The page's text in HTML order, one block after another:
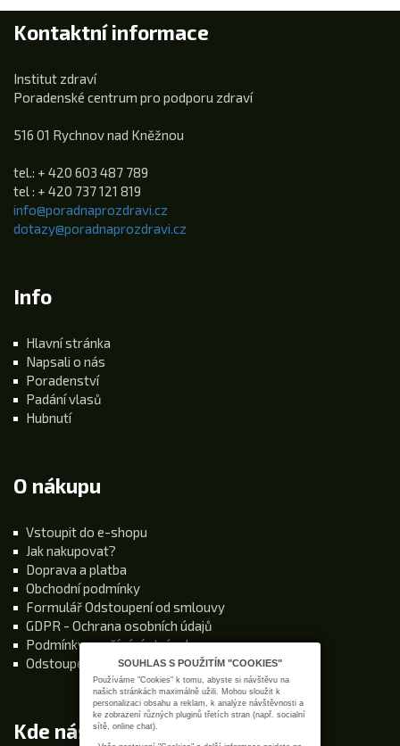
SOUHLAS S POUŽITÍM "COOKIES"
Používáme "Cookies" k tomu, abyste si návštěvu na
našich stránkách maximálně užili. Mohou sloužit k
personalizaci obsahu a reklam, k analýze návštěvnosti a
ke zobrazení různých pluginů třetích stran (např. socialní
sítě, online chat).
Kontaktní informace
Institut zdraví
Poradenské centrum pro podporu zdraví
516 01 Rychnov nad Kněžnou
tel.: + 420 603 487 789
tel : + 420 737 121 819
info@poradnaprozdravi.cz
dotazy@poradnaprozdravi.cz
Info
Hlavní stránka
Napsali o nás
Poradenství
Padání vlasů
Hubnutí
O nákupu
Vstoupit do e-shopu
Jak nakupovat?
Doprava a platba
Obchodní podmínky
Formulář Odstoupení od smlouvy
GDPR - Ochrana osobních údajů
Podmínky používání stránek
Odstoupení od kupní smlouvy
Kde nás najdete